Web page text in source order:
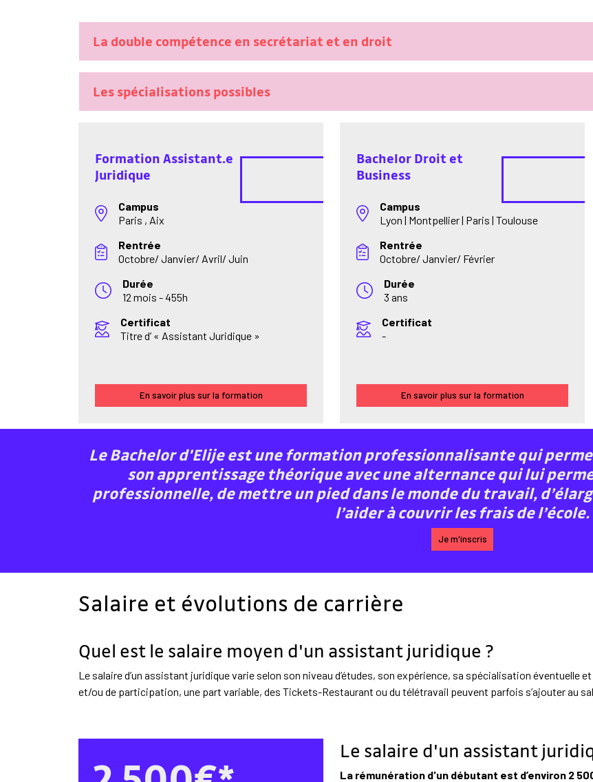
La double compétence en secrétariat et en droit
Les spécialisations possibles
Formation Assistant.e
Juridique
Campus
Paris , Aix
Rentrée
Octobre/ Janvier/ Avril/ Juin
Durée
12 mois - 455h
Certificat
Titre d’ « Assistant Juridique »
En savoir plus sur la formation
Bachelor Droit et
Business
Campus
Lyon | Montpellier | Paris | Toulouse
Rentrée
Octobre/ Janvier/ Février
Durée
3 ans
Certificat
-
En savoir plus sur la formation
Le Bachelor d'Elije est une formation professionnalisante qui
son apprentissage théorique avec une alternance qui lui
professionnelle, de mettre un pied dans le monde du travail,
l’aider à couvrir les frais de l’école.
Je m'inscris
Salaire et évolutions de carrière
Quel est le salaire moyen d'un assistant juridique ?
Le salaire d’un assistant juridique varie selon son niveau d’études, son expérience, sa spécialisation éventuelle
et/ou de participation, une part variable, des Tickets-Restaurant ou du télétravail peuvent parfois s’ajouter au
Le salaire d'un assistant
La rémunération d'un débutant est d’environ 2